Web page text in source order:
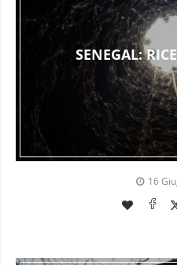
SENEGAL:
16